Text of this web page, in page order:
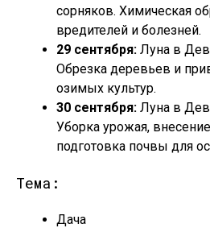
сорняков. Химическая
вредителей и болезней.
29 сентября: Луна в
Обрезка деревьев и
озимых культур.
30 сентября: Луна в
Уборка урожая,
подготовка почвы для
Тема:
Дача